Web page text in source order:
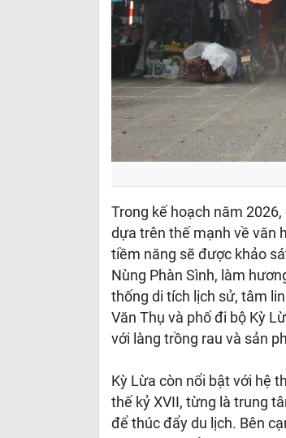
Trong kế hoạch năm
dựa trên thế mạnh về văn
tiềm năng sẽ được khảo
Nùng Phàn Sình, làm
thống di tích lịch sử, tâm
Văn Thụ và phố đi bộ Kỳ
với làng trồng rau và sản
Kỳ Lừa còn nổi bật với hệ
thế kỷ XVII, từng là trung
để thúc đẩy du lịch. Bên